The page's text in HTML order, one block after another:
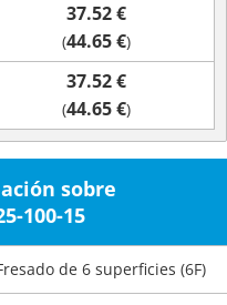
37.52 €
(44.65 €)
37.52 €
(44.65 €)
sobre
100-15
de 6 superficies (6F)